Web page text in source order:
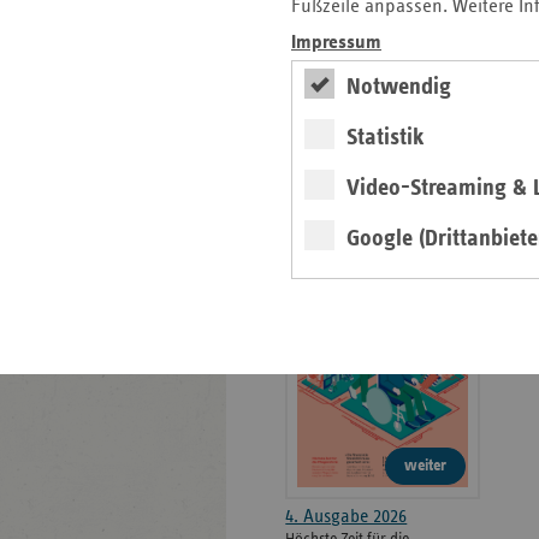
Fußzeile anpassen. Weitere
Impressum
Notwendig
Statistik
Video-Streaming &
Google
Informationen
Der vdek
Karriere
Die GKV
ePaper
weiter
4. Ausgabe 2026